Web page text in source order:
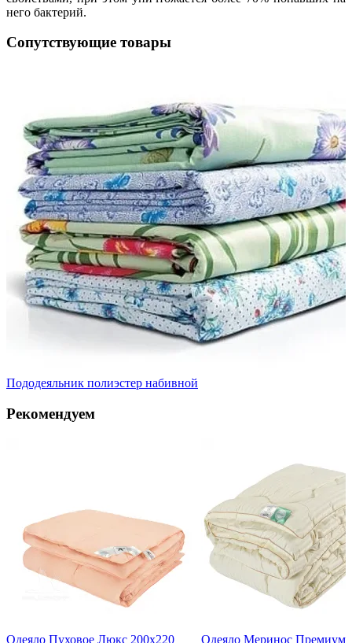
него бактерий.
Сопутствующие товары
Пододеяльник полиэстер набивной
Рекомендуем
Одеяло Пуховое Люкс 200х220 Одеяло Меринос Премиум